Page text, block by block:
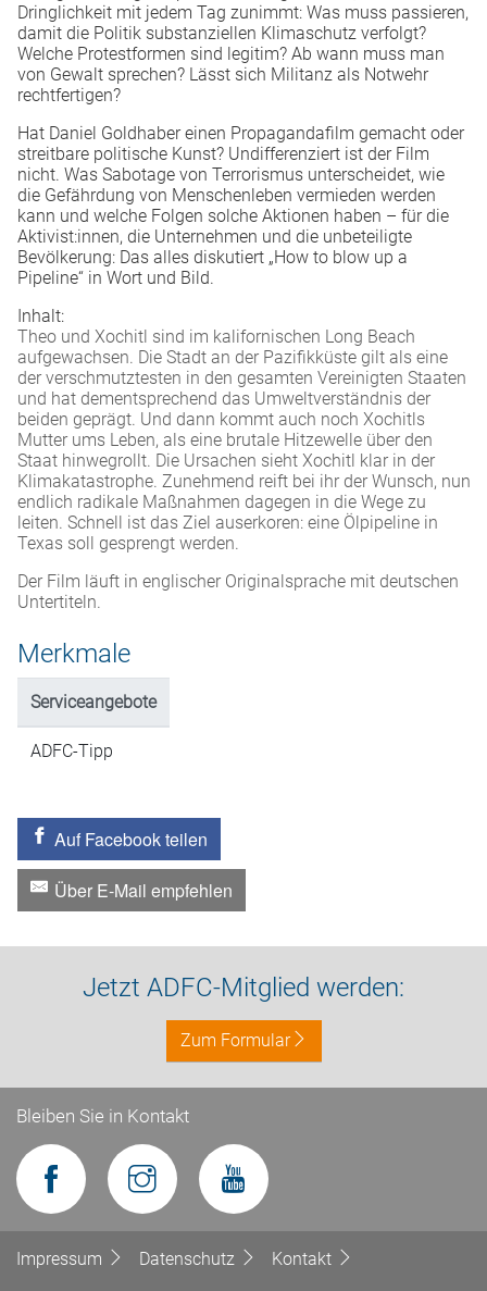
Dringlichkeit mit jedem Tag zunimmt: Was muss passieren,
damit die Politik substanziellen Klimaschutz verfolgt?
Welche Protestformen sind legitim? Ab wann muss man
von Gewalt sprechen? Lässt sich Militanz als Notwehr
rechtfertigen?
Hat Daniel Goldhaber einen Propagandafilm gemacht oder
streitbare politische Kunst? Undifferenziert ist der Film
nicht. Was Sabotage von Terrorismus unterscheidet, wie
die Gefährdung von Menschenleben vermieden werden
kann und welche Folgen solche Aktionen haben – für die
Aktivist:innen, die Unternehmen und die unbeteiligte
Bevölkerung: Das alles diskutiert „How to blow up a
Pipeline“ in Wort und Bild.
Inhalt:
Theo und Xochitl sind im kalifornischen Long Beach
aufgewachsen. Die Stadt an der Pazifikküste gilt als eine
der verschmutztesten in den gesamten Vereinigten Staaten
und hat dementsprechend das Umweltverständnis der
beiden geprägt. Und dann kommt auch noch Xochitls
Mutter ums Leben, als eine brutale Hitzewelle über den
Staat hinwegrollt. Die Ursachen sieht Xochitl klar in der
Klimakatastrophe. Zunehmend reift bei ihr der Wunsch, nun
endlich radikale Maßnahmen dagegen in die Wege zu
leiten. Schnell ist das Ziel auserkoren: eine Ölpipeline in
Texas soll gesprengt werden.
Der Film läuft in englischer Originalsprache mit deutschen
Untertiteln.
Merkmale
Serviceangebote
ADFC-Tipp
Auf Facebook teilen
Über E-Mail empfehlen
Jetzt ADFC-Mitglied werden:
Zum Formular
Bleiben Sie in Kontakt
Impressum Datenschutz Kontakt